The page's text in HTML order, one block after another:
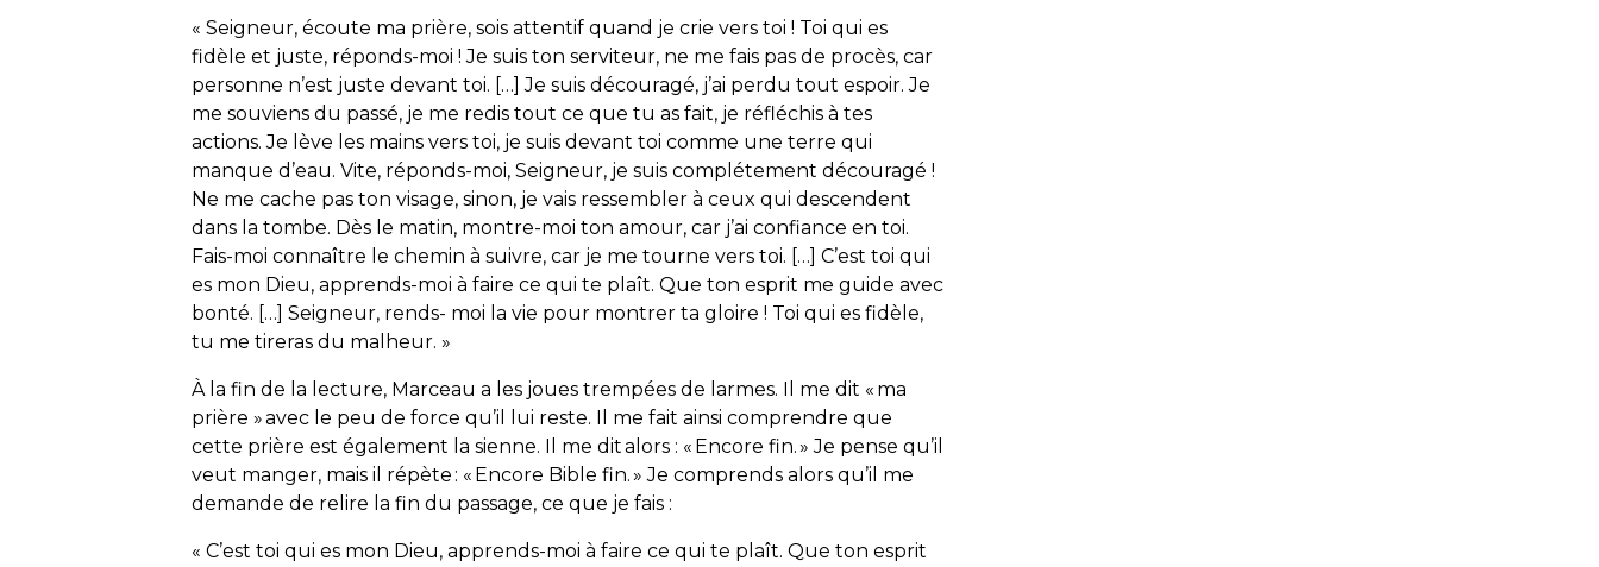
«Seigneur, écoute ma prière, sois attentif quand je crie vers toi ! Toi qui es
fidèle et juste, réponds-moi ! Je suis ton serviteur, ne me fais pas de procès, car
personne n’est juste devant toi. […] Je suis découragé, j’ai perdu tout espoir. Je
me souviens du passé, je me redis tout ce que tu as fait, je réfléchis à tes
actions. Je lève les mains vers toi, je suis devant toi comme une terre qui
manque d’eau. Vite, réponds-moi, Seigneur, je suis complétement découragé !
Ne me cache pas ton visage, sinon, je vais ressembler à ceux qui descendent
dans la tombe. Dès le matin, montre-moi ton amour, car j’ai confiance en toi.
Fais-moi connaître le chemin à suivre, car je me tourne vers toi. […] C’est toi qui
es mon Dieu, apprends-moi à faire ce qui te plaît. Que ton esprit me guide avec
bonté. […] Seigneur, rends- moi la vie pour montrer ta gloire ! Toi qui es fidèle,
tu me tireras du malheur. »
À la fin de la lecture, Marceau a les joues trempées de larmes. Il me dit « ma
prière » avec le peu de force qu’il lui reste. Il me fait ainsi comprendre que
cette prière est également la sienne. Il me dit alors : « Encore fin. » Je pense qu’il
veut manger, mais il répète : « Encore Bible fin. » Je comprends alors qu’il me
demande de relire la fin du passage, ce que je fais :
«C’est toi qui es mon Dieu, apprends-moi à faire ce qui te plaît. Que ton esprit